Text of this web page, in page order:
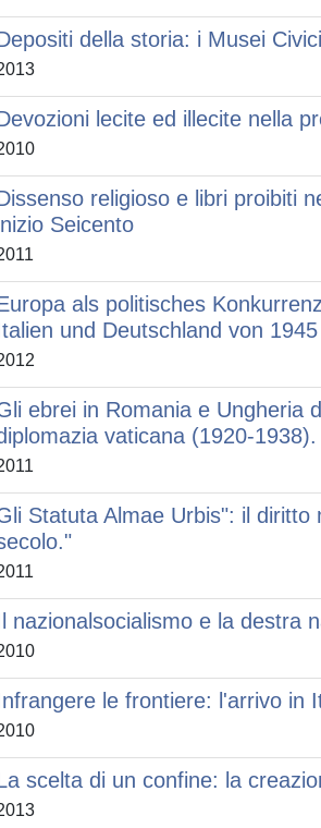
della storia: i Musei
lecite ed illecite nella
religioso e libri proibiti
Seicento
als politisches
und Deutschland von
ebrei in Romania e Ungheria
vaticana (1920-1938).
Statuta Almae Urbis": il
nazionalsocialismo e la destra
le frontiere: l'arrivo in
scelta di un confine: la